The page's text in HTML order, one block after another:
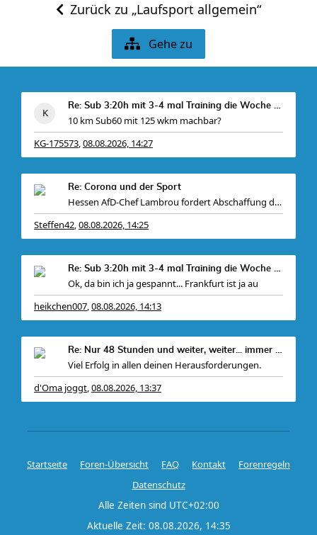
Zurück zu „Laufsport allgemein“
Gehe zu
Re: Sub 3:20h mit 3-4 mal Training die Woche machb
10 km Sub60 mit 125 wkm machbar?
Gebe mir
KG-175573,08.08.2026, 14:27
Re: Corona und der Sport
Hessen AfD-Chef Lambrou fordert Abschaffung der bi
Steffen42,08.08.2026, 14:25
Re: Sub 3:20h mit 3-4 mal Training die Woche machb
Ok, da bin ich ja gespannt... Frankfurt ist ja au
heikchen007,08.08.2026, 14:13
Re: Nur 48 Stunden und weiter, weiter... immer wei
Viel Erfolg in allen deinen Herausforderungen.
d'Oma joggt,08.08.2026, 13:37
Startseite Foren-Übersicht FAQ Kontakt
Forenregeln
Datenschutz
Alle Zeiten sind UTC+02:00
Aktuelle Zeit: 08.08.2026, 14:35